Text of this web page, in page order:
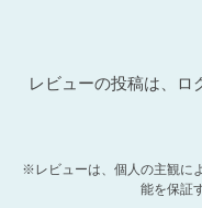
レビューの投稿は、ロ
※レビューは、個人の主観に
能を保証